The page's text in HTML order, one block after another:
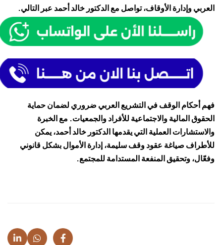
العربي وإدارة الأوقاف، تواصل معالدكتور خالد أحمدعبر التالي.
فهم أحكام الوقف في التشريع العربي ضروري لضمان حماية
الحقوق المالية والاجتماعية للأفراد والجمعيات. مع الخبرة
والاستشارات العملية التي يقدمها الدكتور خالد أحمد، يمكن
للأطراف صياغة عقود وقف سليمة، إدارة الأموال بشكل قانوني
وفعّال، وتحقيق المنفعة المستدامة للمجتمع.